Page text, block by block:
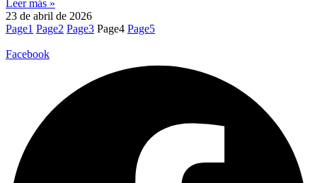
Leer más »
23 de abril de 2026
Page1 Page2 Page3 Page4 Page5
Facebook